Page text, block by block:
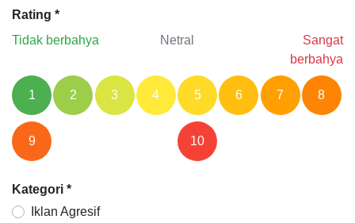
Rating *
Tidak berbahya
Netral
Sangat
berbahya
1 2 3 4 5 6 7 8
9 10
Kategori *
Iklan Agresif